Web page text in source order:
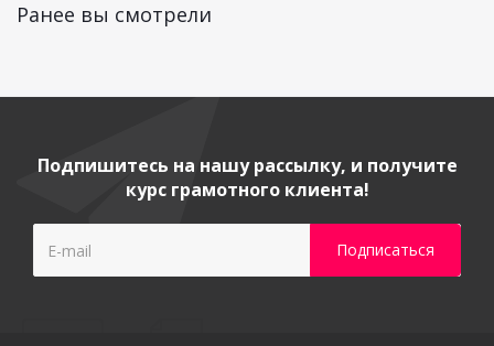
Ранее вы смотрели
Подпишитесь на нашу рассылку, и получите
курс грамотного клиента!